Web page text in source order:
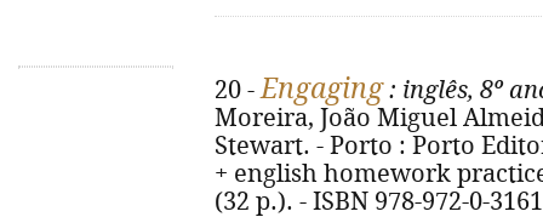
20 -Engaging: inglês, 8º
Moreira, João Miguel
Stewart. - Porto : Porto
+ english homework
(32 p.). - ISBN 978-972-0-